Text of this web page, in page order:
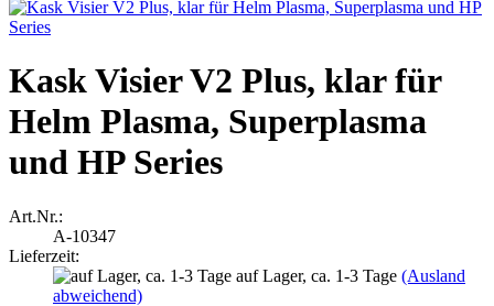
Kask Visier V2 Plus, klar für
Helm Plasma, Superplasma
und HP Series
Art.Nr.:
A-10347
Lieferzeit:
auf Lager, ca. 1-3 Tage (Ausland
abweichend)